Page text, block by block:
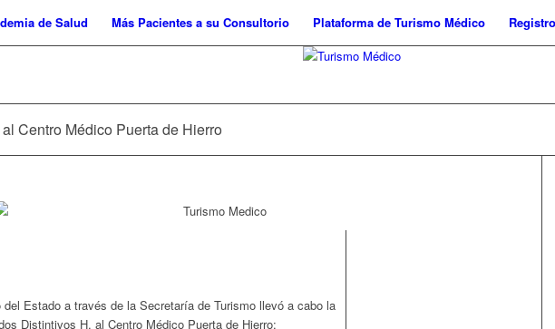
de Salud Más Pacientes a su Consultorio Plataforma de Turismo Médico
Centro Médico Puerta de Hierro
del Estado a través de la Secretaría de Turismo llevó a cabo la
Distintivos H, al Centro Médico Puerta de Hierro;